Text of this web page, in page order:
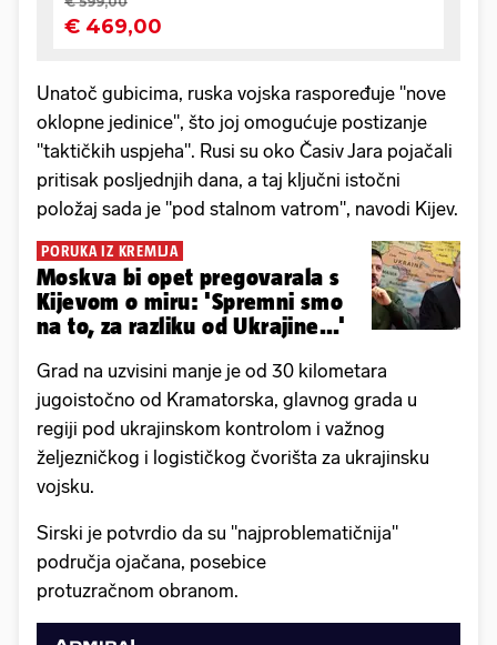
Unatoč gubicima, ruska vojska raspoređuje "nove
oklopne jedinice", što joj omogućuje postizanje
"taktičkih uspjeha". Rusi su oko Časiv Jara pojačali
pritisak posljednjih dana, a taj ključni istočni
položaj sada je "pod stalnom vatrom", navodi Kijev.
PORUKA IZ KREMLJA
Moskva bi opet pregovarala s
Kijevom o miru: 'Spremni smo
na to, za razliku od Ukrajine...'
Grad na uzvisini manje je od 30 kilometara
jugoistočno od Kramatorska, glavnog grada u
regiji pod ukrajinskom kontrolom i važnog
željezničkog i logističkog čvorišta za ukrajinsku
vojsku.
Sirski je potvrdio da su "najproblematičnija"
područja ojačana, posebice
protuzračnom obranom.